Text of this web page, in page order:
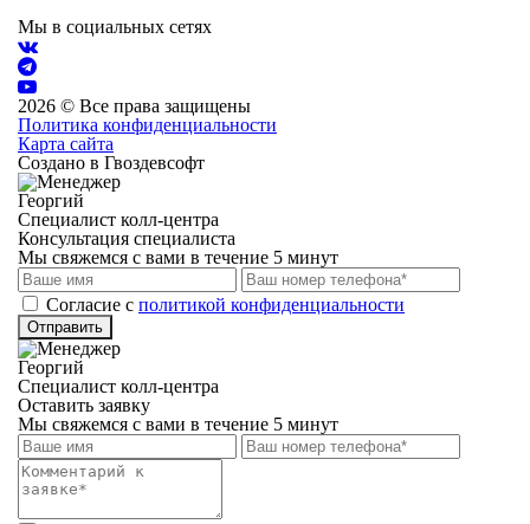
Мы в социальных сетях
2026 © Все права защищены
Политика конфиденциальности
Карта сайта
Создано в Гвоздевсофт
Георгий
Специалист колл-центра
Консультация специалиста
Мы свяжемся с вами в течение 5 минут
Cогласие с политикой конфиденциальности
Отправить
Георгий
Специалист колл-центра
Оставить заявку
Мы свяжемся с вами в течение 5 минут